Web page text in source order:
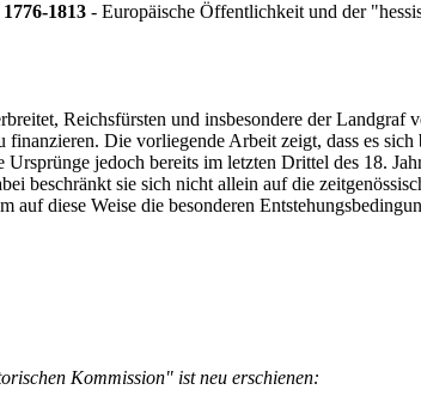
1813 - Europäische Öffentlichkeit und der
Reichsfürsten und insbesondere der Landgraf
Die vorliegende Arbeit zeigt, dass es
jedoch bereits im letzten Drittel des 18.
beschränkt sie sich nicht allein auf die
diese Weise die besonderen
Kommission" ist neu erschienen: